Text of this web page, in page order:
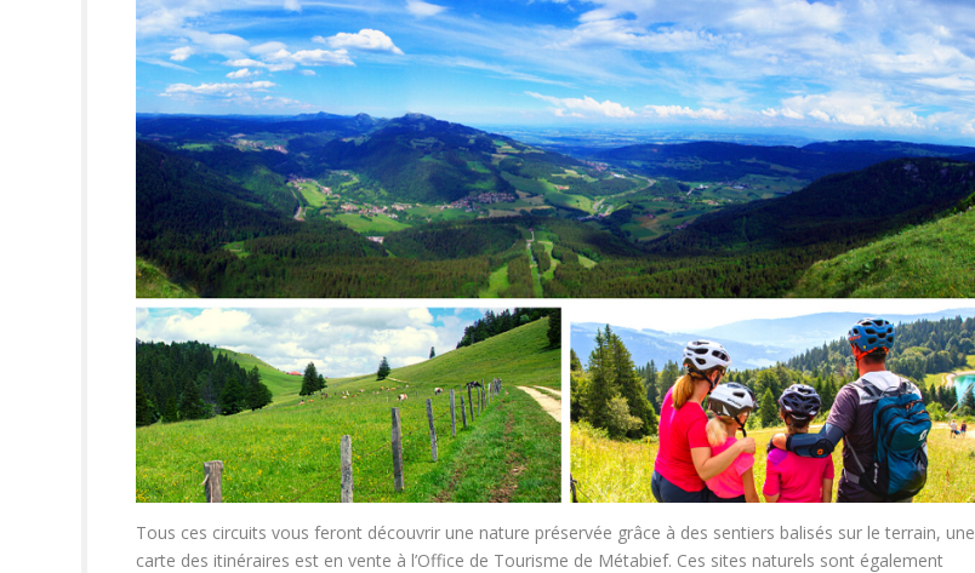
Tous ces circuits vous feront découvrir une nature préservée grâce à des sentiers balisés sur le terrain, une
carte des itinéraires est en vente à l’Office de Tourisme de Métabief. Ces sites naturels sont également